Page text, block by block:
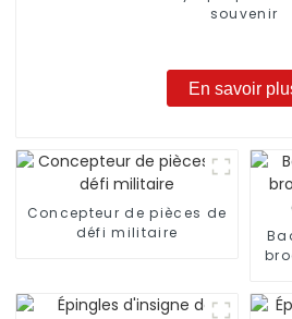
souvenir
En savoir
Concepteur de pièces de
défi militaire